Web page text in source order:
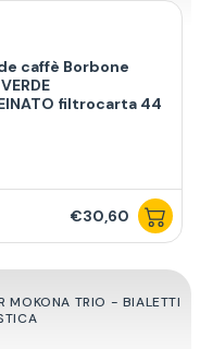
caffè Borbone
filtrocarta 44
€30,60
MOKONA TRIO - BIALETTI